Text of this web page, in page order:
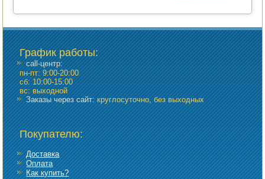
График работы:
call-центр:
пн-пт: 9:00-20:00
сб: 10:00-15:00
вс: выходной
Заказы через сайт:круглосуточно, без выходных
Покупателю:
Доставка
Оплата
Как купить?